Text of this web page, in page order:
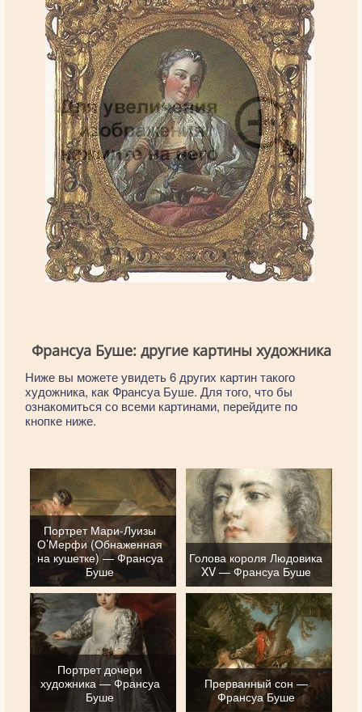
Франсуа Буше: другие картины художника
Ниже вы можете увидеть 6 других картин такого
художника, как Франсуа Буше. Для того, что бы
ознакомиться со всеми картинами, перейдите по
кнопке ниже.
Портрет Мари-Луизы
О’Мерфи (Обнаженная
на кушетке) — Франсуа
Буше
Голова короля Людовика
XV — Франсуа Буше
Портрет дочери
художника — Франсуа
Буше
Прерванный сон —
Франсуа Буше